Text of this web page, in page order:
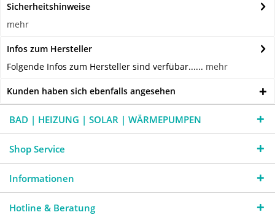
Sicherheitshinweise
mehr
Infos zum Hersteller
Folgende Infos zum Hersteller sind verfübar...... mehr
Kunden haben sich ebenfalls angesehen
BAD | HEIZUNG | SOLAR | WÄRMEPUMPEN
Shop Service
Informationen
Hotline & Beratung